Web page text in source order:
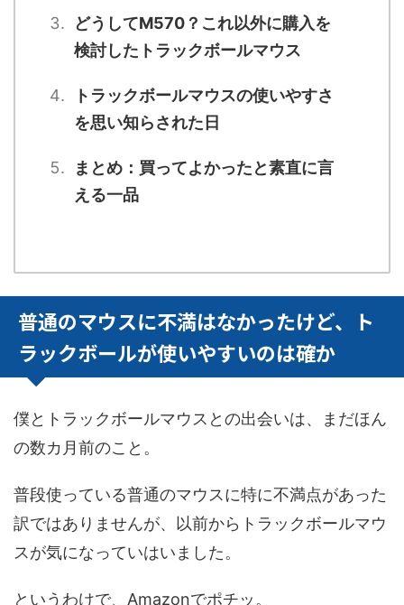
どうしてM570？これ以外に購入を
検討したトラックボールマウス
トラックボールマウスの使いやすさ
を思い知らされた日
まとめ：買ってよかったと素直に言
える一品
普通のマウスに不満はなかったけど、ト
ラックボールが使いやすいのは確か
僕とトラックボールマウスとの出会いは、まだほん
の数カ月前のこと。
普段使っている普通のマウスに特に不満点があった
訳ではありませんが、以前からトラックボールマウ
スが気になっていはいました。
というわけで、Amazonでポチッ。